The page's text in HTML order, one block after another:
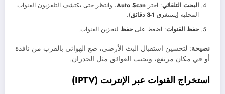
البحث التلقائي: اختر Auto Scan، وانتظر حتى يكتشف التلفزيون القنوات
المحلية (يستغرق 1-3 دقائق
).
حفظ القنوات: اضغط على حفظ لتخزين القنوات.
نصيحة: لتحسين استقبال البث الأرضي، ضع الهوائي بالقرب من نافذة
أو في مكان مرتفع، وتجنب العوائق مثل الجدران.
استخراج القنوات عبر الإنترنت (IPTV)